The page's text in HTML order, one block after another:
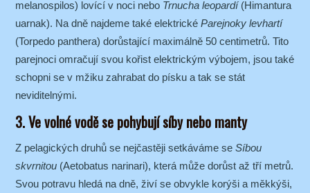
melanospilos) lovící v noci nebo Trnucha leopardí(Himantura
uarnak). Na dně najdeme také elektrické Parejnoky levhartí
(Torpedo panthera) dorůstající maximálně 50 centimetrů. Tito
parejnoci omračují svou kořist elektrickým výbojem, jsou také
schopni se v mžiku zahrabat do písku a tak se stát
neviditelnými.
3. Ve volné vodě se pohybují síby nebo manty
Z pelagických druhů se nejčastěji setkáváme se Síbou
skvrnitou (Aetobatus narinari), která může dorůst až tří metrů.
Svou potravu hledá na dně, živí se obvykle korýši a měkkýši,